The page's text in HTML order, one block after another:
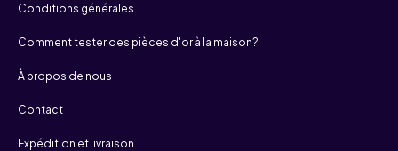
Conditions générales
Comment tester des pièces d'or à la maison?
À propos de nous
Contact
Expédition et livraison